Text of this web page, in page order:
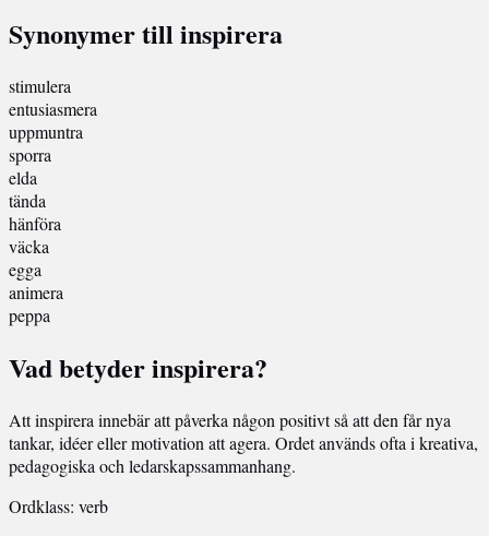
Synonymer till inspirera
stimulera
entusiasmera
uppmuntra
sporra
elda
tända
hänföra
väcka
egga
animera
peppa
Vad betyder inspirera?
Att inspirera innebär att påverka någon positivt så att den får nya
tankar, idéer eller motivation att agera. Ordet används ofta i kreativa,
pedagogiska och ledarskapssammanhang.
Ordklass: verb